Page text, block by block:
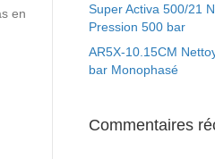
en
Super Activa 500/21
Pression 500 bar
AR5X-10.15CM
bar Monophasé
Commentaires